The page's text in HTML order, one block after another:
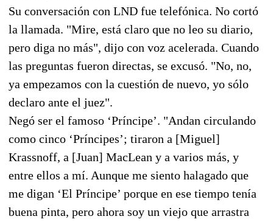
Su conversación con LND fue telefónica. No cortó
la llamada. "Mire, está claro que no leo su diario,
pero diga no más", dijo con voz acelerada. Cuando
las preguntas fueron directas, se excusó. "No, no,
ya empezamos con la cuestión de nuevo, yo sólo
declaro ante el juez".
Negó ser el famoso ‘Príncipe’. "Andan circulando
como cinco ‘Príncipes’; tiraron a [Miguel]
Krassnoff, a [Juan] MacLean y a varios más, y
entre ellos a mí. Aunque me siento halagado que
me digan ‘El Príncipe’ porque en ese tiempo tenía
buena pinta, pero ahora soy un viejo que arrastra